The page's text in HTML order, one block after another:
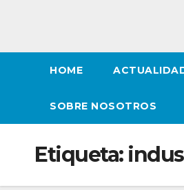
HOME
SOBRE NOSOTROS
Etiqueta: